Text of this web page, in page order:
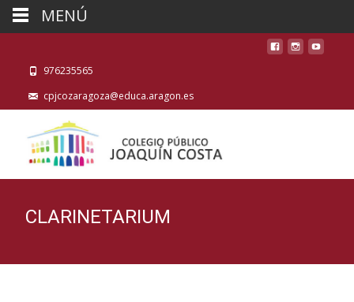
976235565
cpjcozaragoza@educa.aragon.es
CLARINETARIUM
MENÚ